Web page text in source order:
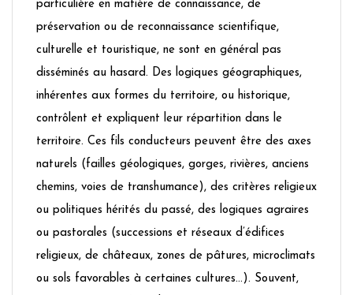
particulière en matière de connaissance, de
préservation ou de reconnaissance scientifique,
culturelle et touristique, ne sont en général pas
disséminés au hasard. Des logiques géographiques,
inhérentes aux formes du territoire, ou historique,
contrôlent et expliquent leur répartition dans le
territoire. Ces fils conducteurs peuvent être des axes
naturels (failles géologiques, gorges, rivières, anciens
chemins, voies de transhumance), des critères religieux
ou politiques hérités du passé, des logiques agraires
ou pastorales (successions et réseaux d’édifices
religieux, de châteaux, zones de pâtures, microclimats
ou sols favorables à certaines cultures…). Souvent,